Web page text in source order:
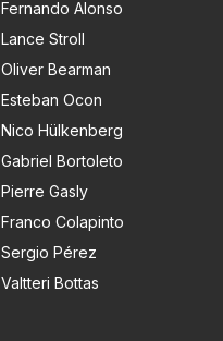
Fernando Alonso
Lance Stroll
Oliver Bearman
Esteban Ocon
Nico Hülkenberg
Gabriel Bortoleto
Pierre Gasly
Franco Colapinto
Sergio Pérez
Valtteri Bottas